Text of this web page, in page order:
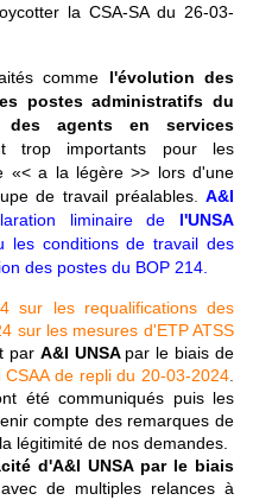
la CSA-SA du 26-03-
comme l'évolution des
postes administratifs du
agents en services
trop importants pour les
«< a la légère >> lors d'une
de travail préalables. A&I
liminaire de l'UNSA
les conditions de travail des
des postes du BOP 214.
sur les requalifications des
sur les mesures d'ETP ATSS
par A&I UNSA par le biais de
CSAA de repli du 20-03-2024
été communiqués puis les
compte des remarques de
légitimité de nos demandes.
d'A&I UNSA par le biais
de multiples relances à